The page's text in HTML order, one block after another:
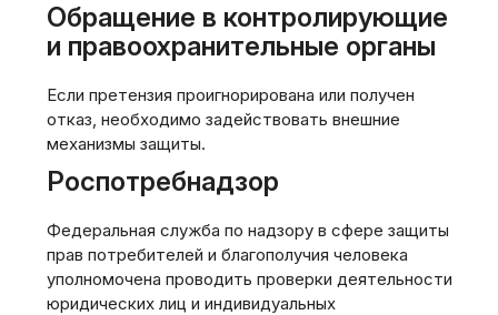
Обращение в контролирующие
и правоохранительные органы
Если претензия проигнорирована или получен
отказ, необходимо задействовать внешние
механизмы защиты.
Роспотребнадзор
Федеральная служба по надзору в сфере защиты
прав потребителей и благополучия человека
уполномочена проводить проверки деятельности
юридических лиц и индивидуальных